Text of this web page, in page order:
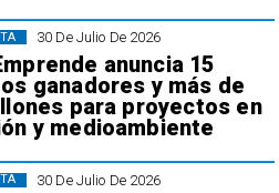
30 De Julio De 2026
anuncia 15
ganadores y más de
para proyectos en
y medioambiente
30 De Julio De 2026